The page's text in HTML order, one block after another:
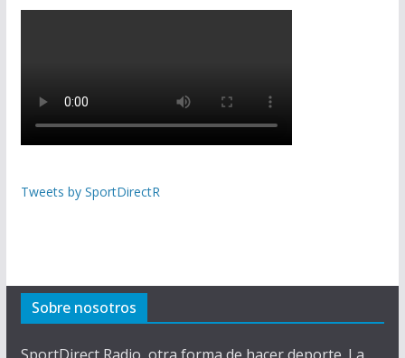
Tweets by SportDirectR
Sobre nosotros